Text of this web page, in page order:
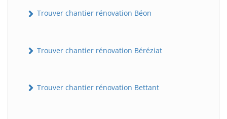
Trouver chantier rénovation Béon
Trouver chantier rénovation Béréziat
Trouver chantier rénovation Bettant